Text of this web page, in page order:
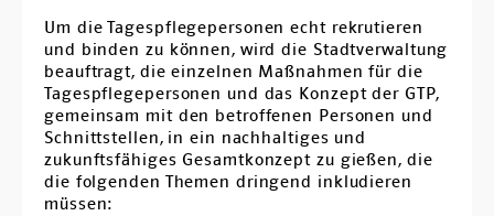
Um die Tagespflegepersonen echt rekrutieren
und binden zu können, wird die Stadtverwaltung
beauftragt, die einzelnen Maßnahmen für die
Tagespflegepersonen und das Konzept der GTP,
gemeinsam mit den betroffenen Personen und
Schnittstellen, in ein nachhaltiges und
zukunftsfähiges Gesamtkonzept zu gießen, die
die folgenden Themen dringend inkludieren
müssen: